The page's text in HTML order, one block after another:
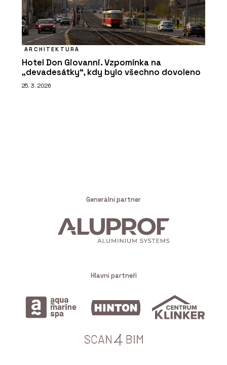
ARCHITEKTURA
Hotel Don Giovanni. Vzpomínka na
„devadesátky“, kdy bylo všechno dovoleno
25. 3. 2026
Generální partner
Hlavní partneři